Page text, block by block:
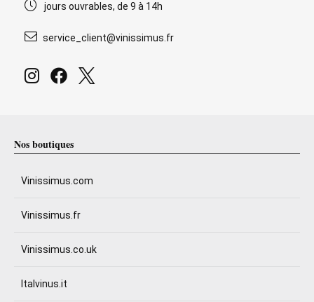
jours ouvrables, de 9 à 14h
service_client@vinissimus.fr
Nos boutiques
Vinissimus.com
Vinissimus.fr
Vinissimus.co.uk
Italvinus.it